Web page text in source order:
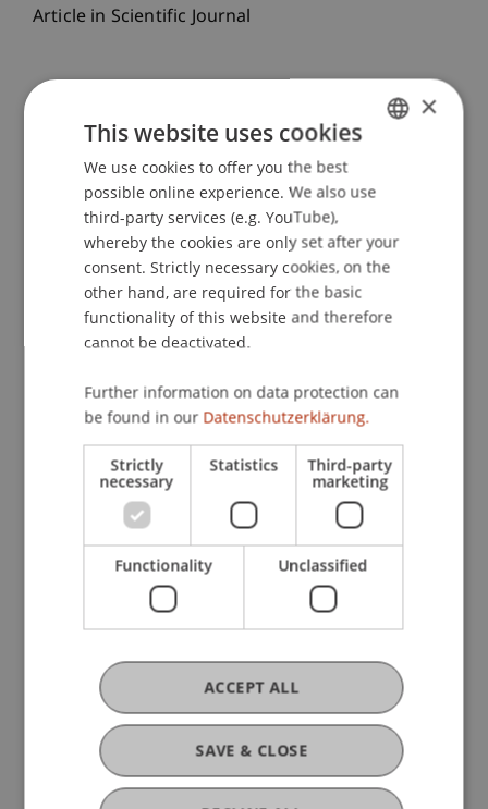
Article in Scientific Journal
Dr. SybilleWünsche MBR, StB
Participating Institutions
Institute for Financial Services
Chair for Tax Management and the Laws of
Liechtenstein and International Taxation
Research
Internationale Besteuerung liechtensteinischer
Vermögensstrukturen und Vermögensanlagen
December 2008 until May 2012 (finished)
Übergeordnetes Ziel des Projektes ist es, die
steuerstrategische Position Liechtensteins im
Hinblick speziell auf liechtensteinische versus
Weitergabe ...
Liechtensteinische Internationale
Steuerkooperation
Contract Research
May 2013 (finished)
Liechtenstein durchläuft eine herausfordernde
ENGLISH
×
This website uses cookies
We use cookies to offer you the best
possible online experience. We also use
third-party services (e.g. YouTube),
whereby the cookies are only set after your
consent. Strictly necessary cookies, on the
other hand, are required for the basic
functionality of this website and therefore
cannot be deactivated.
Further information on data protection can
be found in our Datenschutzerklärung.
Strictly
necessary
Statistics Third-party
marketing
Functionality Unclassified
SAVE & CLOSE
ACCEPT ALL